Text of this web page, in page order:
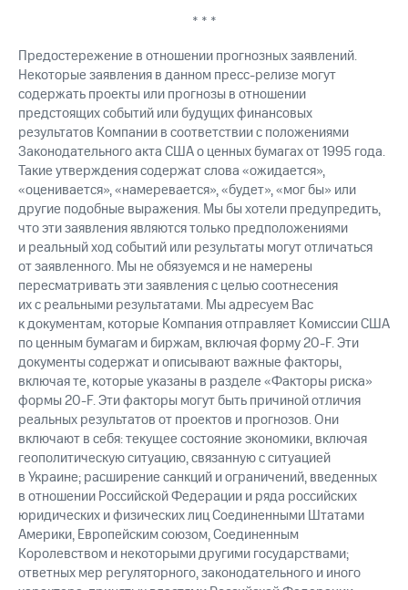
* * *
Предостережение в отношении прогнозных заявлений.
Некоторые заявления в данном пресс-релизе могут
содержать проекты или прогнозы в отношении
предстоящих событий или будущих финансовых
результатов Компании в соответствии с положениями
Законодательного акта США о ценных бумагах от 1995 года.
Такие утверждения содержат слова «ожидается»,
«оценивается», «намеревается», «будет», «мог бы» или
другие подобные выражения. Мы бы хотели предупредить,
что эти заявления являются только предположениями
и реальный ход событий или результаты могут отличаться
от заявленного. Мы не обязуемся и не намерены
пересматривать эти заявления с целью соотнесения
их с реальными результатами. Мы адресуем Вас
к документам, которые Компания отправляет Комиссии США
по ценным бумагам и биржам, включая форму 20-F. Эти
документы содержат и описывают важные факторы,
включая те, которые указаны в разделе «Факторы риска»
формы 20-F. Эти факторы могут быть причиной отличия
реальных результатов от проектов и прогнозов. Они
включают в себя: текущее состояние экономики, включая
геополитическую ситуацию, связанную с ситуацией
в Украине; расширение санкций и ограничений, введенных
в отношении Российской Федерации и ряда российских
юридических и физических лиц Соединенными Штатами
Америки, Европейским союзом, Соединенным
Королевством и некоторыми другими государствами;
ответных мер регуляторного, законодательного и иного